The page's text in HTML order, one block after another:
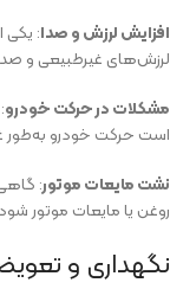
افزایش لرزش و صدا: یکی
لرزش‌های غیرطبیعی و
مشکلات در حرکت خودرو
است حرکت خودرو به‌طور
نشت مایعات موتور:
روغن یا مایعات موتور
نگهداری و